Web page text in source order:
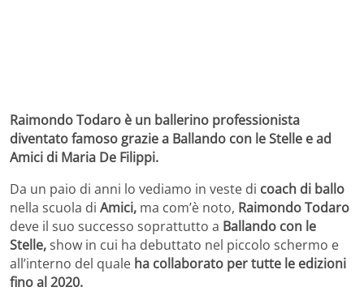
Raimondo Todaro è un ballerino professionista
diventato famoso grazie a Ballando con le Stelle e ad
Amici di Maria De Filippi.
Da un paio di anni lo vediamo in veste di coach di ballo
nella scuola di Amici, ma com’è noto, Raimondo Todaro
deve il suo successo soprattutto a Ballando con le
Stelle,show in cui ha debuttato nel piccolo schermo e
all’interno del quale ha collaborato per tutte le edizioni
fino al 2020.